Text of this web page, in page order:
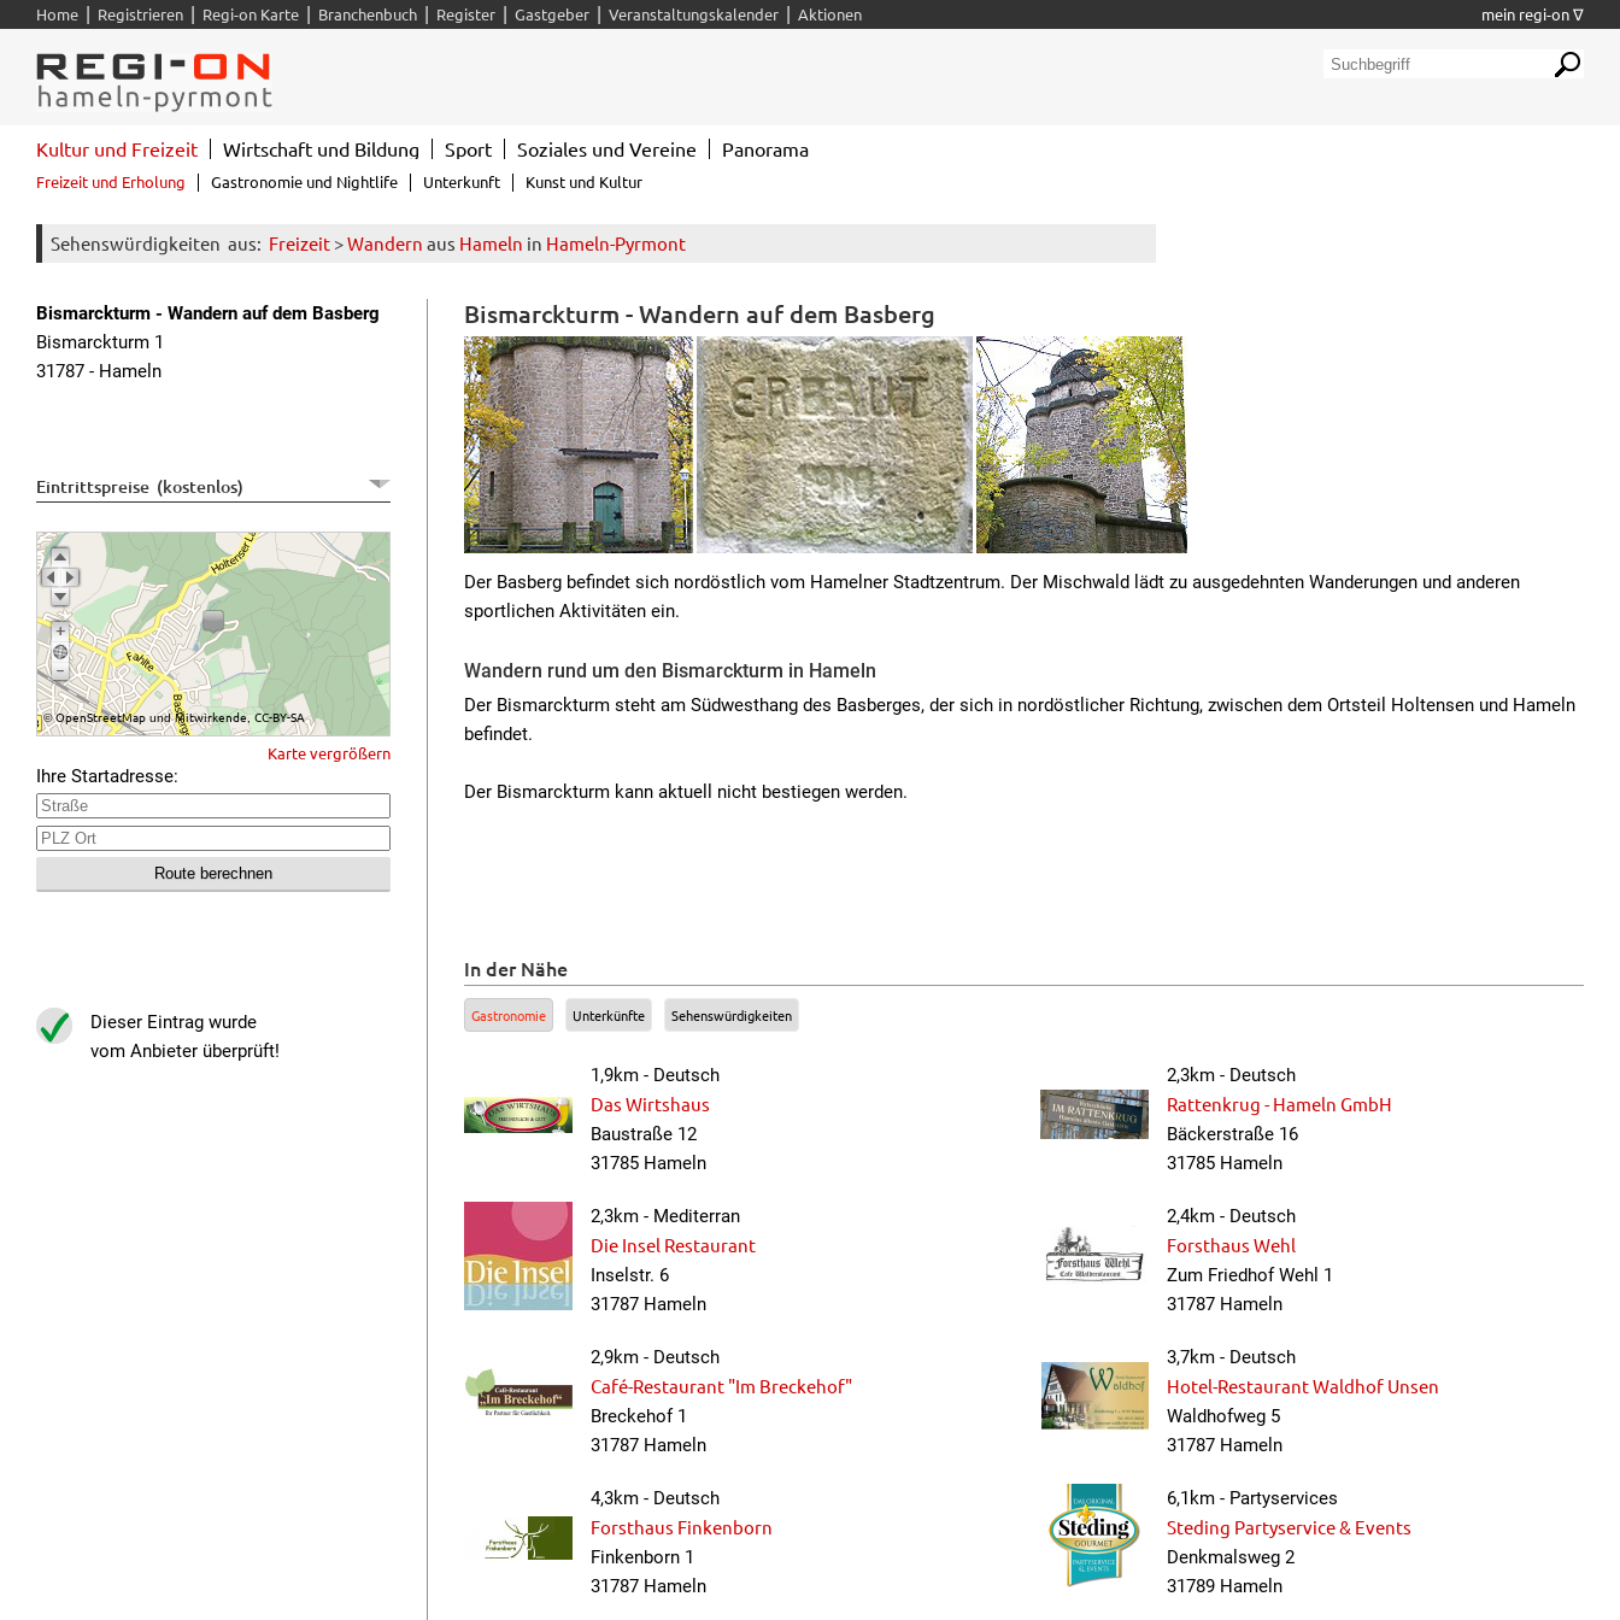
Sehenswürdigkeiten aus: Freizeit >Wandern aus Hameln in Hameln-Pyrmont
Bismarckturm - Wandern auf dem Basberg
Bismarckturm 1
31787 - Hameln
Eintrittspreise (kostenlos)
©OpenStreetMap undMitwirkende,CC-BY-SA
Karte vergrößern
Ihre Startadresse:
Dieser Eintrag wurde
vom Anbieter überprüft!
Bismarckturm - Wandern auf dem Basberg
Der Basberg befindet sich nordöstlich vom Hamelner Stadtzentrum. Der Mischwald lädt zu ausgedehnten Wanderungen und anderen
sportlichen Aktivitäten ein.
Wandern rund um den Bismarckturm in Hameln
Der Bismarckturm steht am Südwesthang des Basberges, der sich in nordöstlicher Richtung, zwischen dem Ortsteil Holtensen und Hameln
befindet.
Der Bismarckturm kann aktuell nicht bestiegen werden.
In der Nähe
Gastronomie Unterkünfte Sehenswürdigkeiten
1,9km - Deutsch
Das Wirtshaus
Baustraße 12
31785 Hameln
2,3km - Deutsch
Rattenkrug - Hameln GmbH
Bäckerstraße 16
31785 Hameln
2,3km - Mediterran
Die Insel Restaurant
Inselstr. 6
31787 Hameln
2,4km - Deutsch
Forsthaus Wehl
Zum Friedhof Wehl 1
31787 Hameln
2,9km - Deutsch
Café-Restaurant "Im Breckehof"
Breckehof 1
31787 Hameln
3,7km - Deutsch
Hotel-Restaurant Waldhof Unsen
Waldhofweg 5
31787 Hameln
4,3km - Deutsch
Forsthaus Finkenborn
Finkenborn 1
31787 Hameln
6,1km - Partyservices
Steding Partyservice & Events
Denkmalsweg 2
31789 Hameln
Home | Registrieren | Regi-on Karte | Branchenbuch | Register | Gastgeber | Veranstaltungskalender | Aktionen mein regi-on ∇
Kultur und Freizeit
Freizeit und Erholung Gastronomie und Nightlife Unterkunft Kunst und Kultur
Wirtschaft und Bildung Sport Soziales und Vereine Panorama